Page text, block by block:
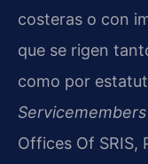
costeras o con
que se rigen
como por
Offices Of SRIS,